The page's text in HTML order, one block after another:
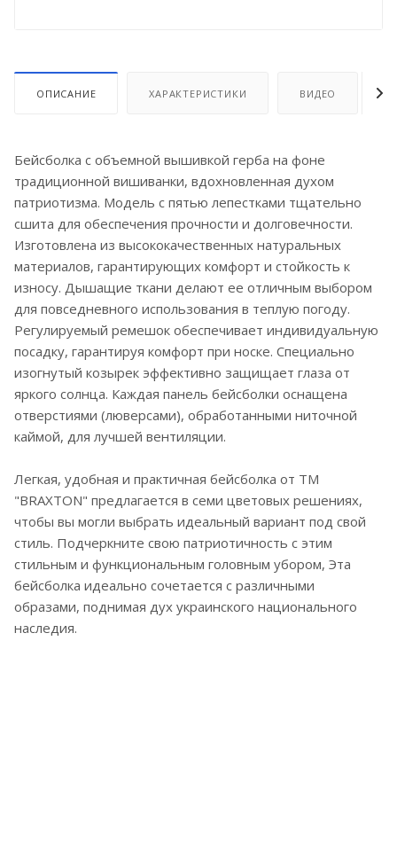
ОПИСАНИЕ ХАРАКТЕРИСТИКИ ВИДЕО
Бейсболка с объемной вышивкой герба на фоне
традиционной вишиванки, вдохновленная духом
патриотизма. Модель с пятью лепестками тщательно
сшита для обеспечения прочности и долговечности.
Изготовлена из высококачественных натуральных
материалов, гарантирующих комфорт и стойкость к
износу. Дышащие ткани делают ее отличным выбором
для повседневного использования в теплую погоду.
Регулируемый ремешок обеспечивает индивидуальную
посадку, гарантируя комфорт при носке. Специально
изогнутый козырек эффективно защищает глаза от
яркого солнца. Каждая панель бейсболки оснащена
отверстиями (люверсами), обработанными ниточной
каймой, для лучшей вентиляции.
Легкая, удобная и практичная бейсболка от ТМ
"BRAXTON" предлагается в семи цветовых решениях,
чтобы вы могли выбрать идеальный вариант под свой
стиль. Подчеркните свою патриотичность с этим
стильным и функциональным головным убором, Эта
бейсболка идеально сочетается с различными
образами, поднимая дух украинского национального
наследия.